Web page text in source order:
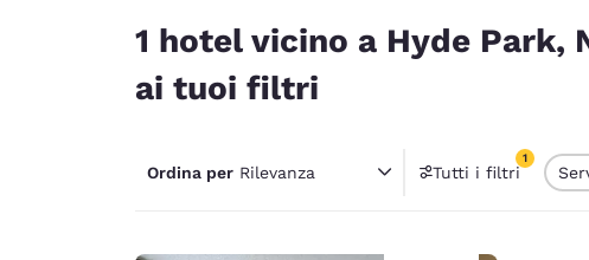
Americhe
América Latina
Canada
1 hotel vicino a Hyde Park,
ai tuoi filtri
Ordina per Rilevanza Tutti i filtri
1
1 filtro